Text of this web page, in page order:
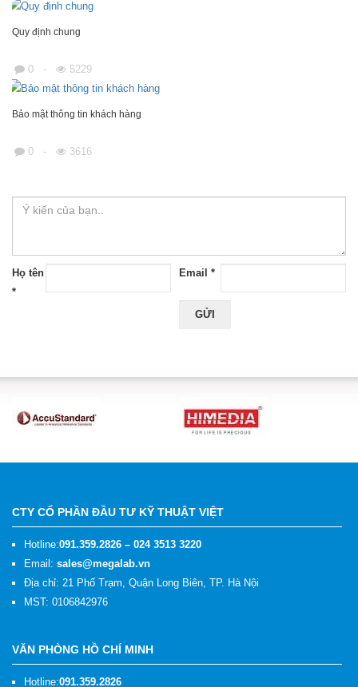
Quy định chung
0 - 5229
Bảo mật thông tin khách hàng
0 - 3616
Họ tên
*
Email *
CTY CỔ PHẦN ĐẦU TƯ KỸ THUẬT VIỆT
Hotline:091.359.2826 – 024 3513 3220
Email: sales@megalab.vn
Địa chỉ: 21 Phố Trạm, Quận Long Biên, TP. Hà Nội
MST: 0106842976
VĂN PHÒNG HỒ CHÍ MINH
Hotline:091.359.2826